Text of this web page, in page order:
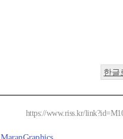
한글
https://www.riss.kr/